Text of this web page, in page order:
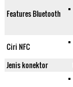
Features Bluetooth
Ciri NFC
Jenis konektor